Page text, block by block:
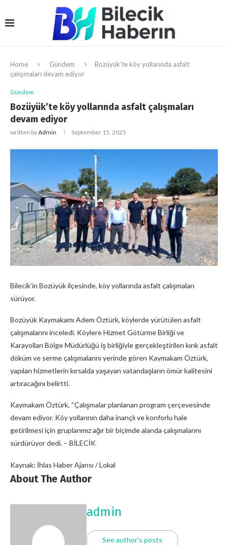
Home Gündem
Bozüyük’te köy yollarında asfalt
çalışmaları devam ediyor
Gündem
Bozüyük’te köy yollarında asfalt çalışmaları
devam ediyor
written byAdmin September 15, 2025
Bilecik’in Bozüyük ilçesinde, köy yollarında asfalt çalışmaları
sürüyor.
Bozüyük Kaymakamı Adem Öztürk, köylerde yürütülen asfalt
çalışmalarını inceledi. Köylere Hizmet Götürme Birliği ve
Karayolları Bölge Müdürlüğü iş birliğiyle gerçekleştirilen kırık asfalt
döküm ve serme çalışmalarını yerinde gören Kaymakam Öztürk,
yapılan hizmetlerin kırsalda yaşayan vatandaşların ömür kalitesini
artıracağını belirtti.
Kaymakam Öztürk, “Çalışmalar planlanan program çerçevesinde
devam ediyor. Köy yollarının daha inançlı ve konforlu hale
getirilmesi için gruplarımız ağır bir biçimde alanda çalışmalarını
sürdürüyor dedi. – BİLECİK
Kaynak: İhlas Haber Ajansı / Lokal
About The Author
admin
See author's posts